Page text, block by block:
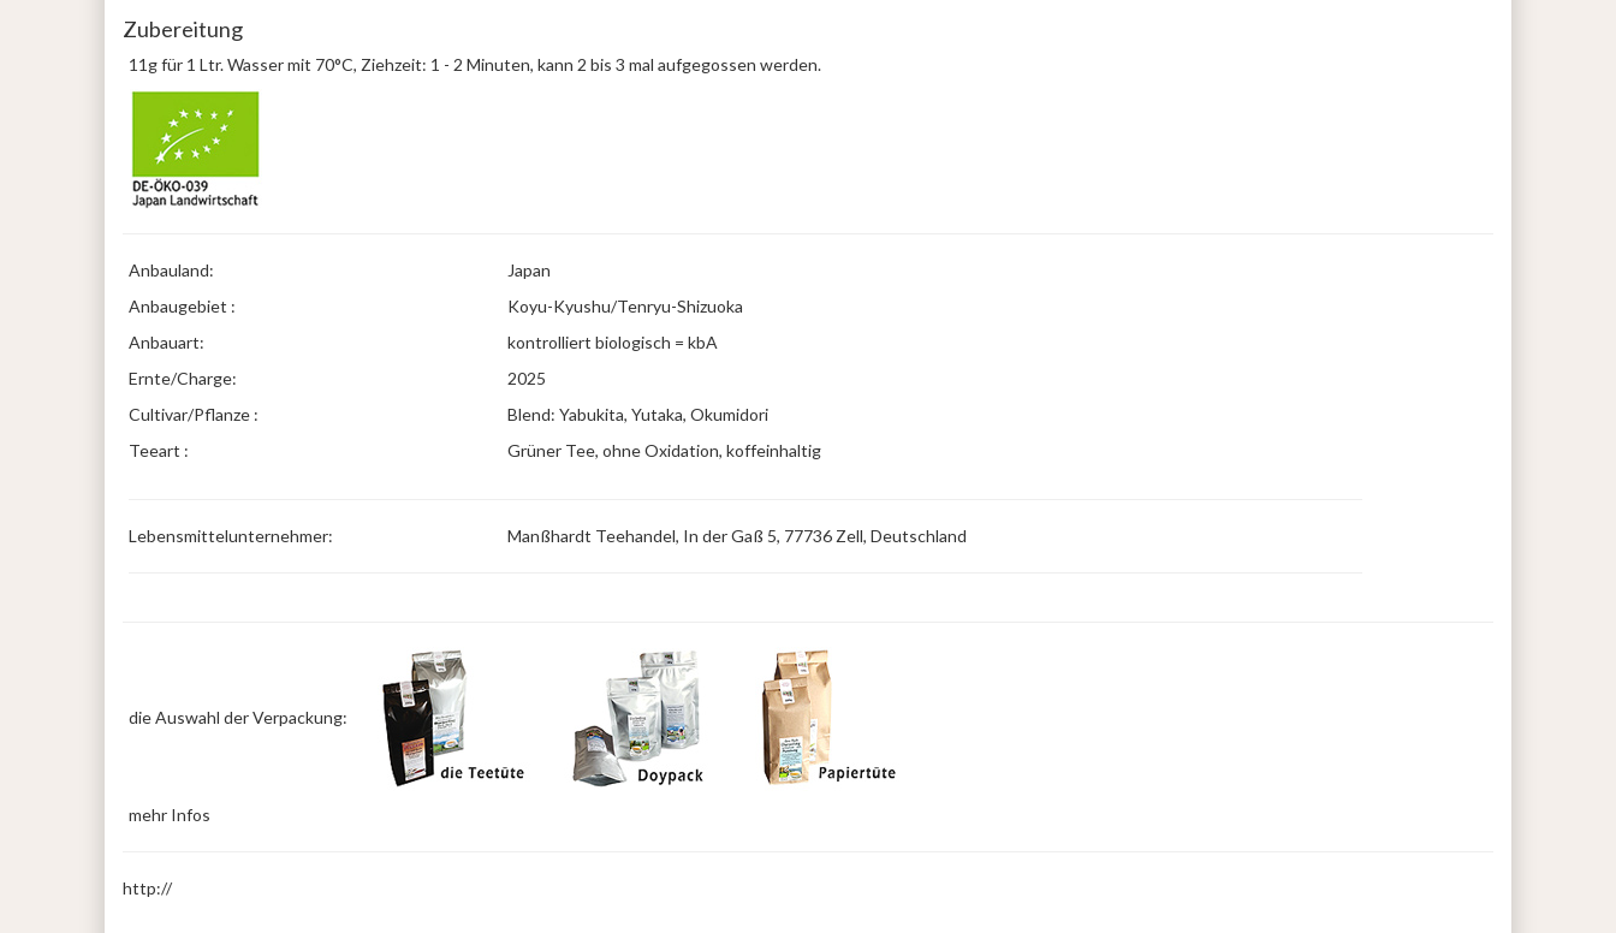
Zubereitung
11g für 1 Ltr. Wasser mit 70°C, Ziehzeit: 1 - 2 Minuten, kann 2 bis 3 mal aufgegossen werden.
Anbauland:
Japan
Anbaugebiet :
Koyu-Kyushu/Tenryu-Shizuoka
Anbauart:
kontrolliert biologisch = kbA
Ernte/Charge:
2025
Cultivar/Pflanze :
Blend: Yabukita, Yutaka, Okumidori
Teeart :
Grüner Tee, ohne Oxidation, koffeinhaltig
Lebensmittelunternehmer: Manßhardt Teehandel, In der Gaß 5, 77736 Zell, Deutschland
die Auswahl der Verpackung:
mehr Infos
http://